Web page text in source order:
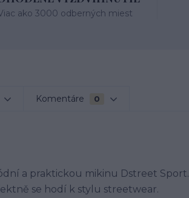
ako 3000 odberných miest
Komentáre 0
a praktickou mikinu Dstreet Sport.
se hodí k stylu streetwear.